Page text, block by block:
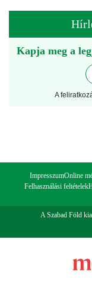
Kapja meg a
A
ImpresszumOnline
Felhasználási feltételek
A Szabad Föld